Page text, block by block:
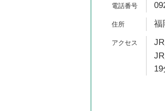
福
19